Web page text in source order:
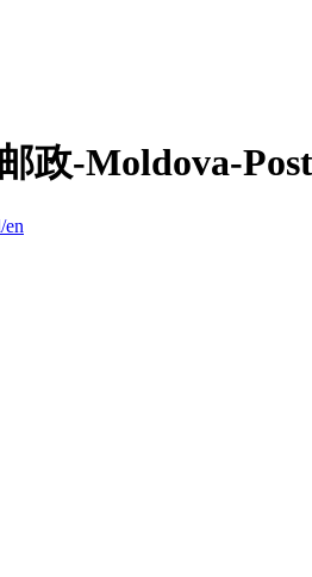
政-Moldova-Post
en